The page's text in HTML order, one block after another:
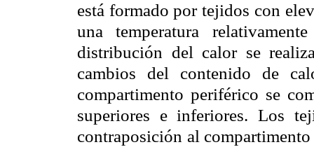
está formado por tejidos con
una temperatura
distribución del calor se
cambios del contenido de
compartimento periférico se
superiores e inferiores. Los
contraposición al